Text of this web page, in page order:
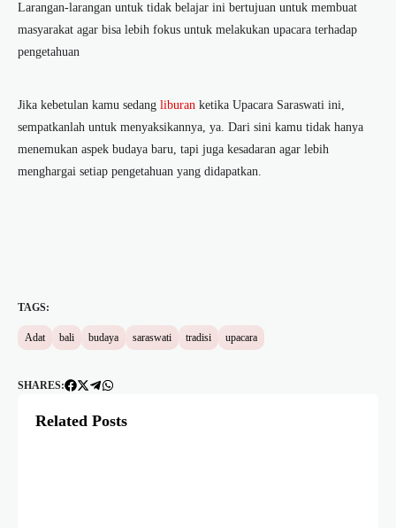
Larangan-larangan untuk tidak belajar ini bertujuan untuk membuat
masyarakat agar bisa lebih fokus untuk melakukan upacara terhadap
pengetahuan
Jika kebetulan kamu sedang liburan ketika Upacara Saraswati ini,
sempatkanlah untuk menyaksikannya, ya. Dari sini kamu tidak hanya
menemukan aspek budaya baru, tapi juga kesadaran agar lebih
menghargai setiap pengetahuan yang didapatkan.
TAGS:
Adat bali budaya saraswati tradisi upacara
SHARES:
Related Posts